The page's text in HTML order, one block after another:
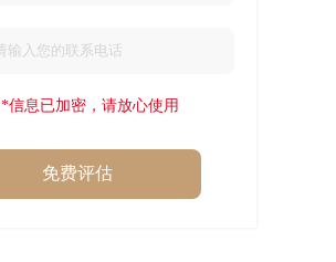
*信息已加密，请放心使用
免费评估